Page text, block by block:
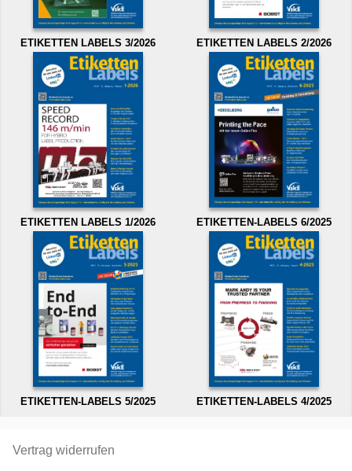
ETIKETTEN LABELS 3/2026 ETIKETTEN LABELS 2/2026
ETIKETTEN LABELS 1/2026 ETIKETTEN-LABELS 6/2025
ETIKETTEN-LABELS 5/2025 ETIKETTEN-LABELS 4/2025
Vertrag widerrufen